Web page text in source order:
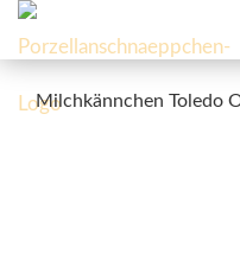
Milchkännchen Toledo